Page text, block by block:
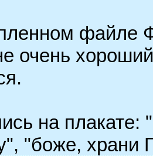
файле
очень
на плакате:
"боже, храни